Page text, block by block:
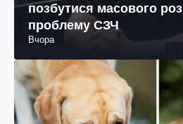
позбутися масового
проблему СЗЧ
Вчора